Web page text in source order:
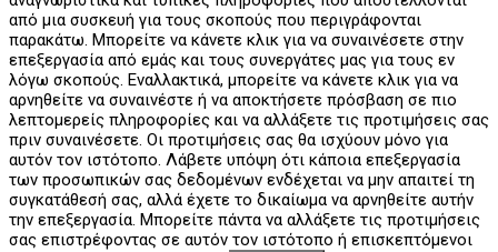
από μια συσκευή για τους σκοπούς που περιγράφονται
παρακάτω. Μπορείτε να κάνετε κλικ για να συναινέσετε στην
επεξεργασία από εμάς και τους συνεργάτες μας για τους εν
λόγω σκοπούς. Εναλλακτικά, μπορείτε να κάνετε κλικ για να
αρνηθείτε να συναινέστε ή να αποκτήσετε πρόσβαση σε πιο
λεπτομερείς πληροφορίες και να αλλάξετε τις προτιμήσεις σας
πριν συναινέσετε. Οι προτιμήσεις σας θα ισχύουν μόνο για
αυτόν τον ιστότοπο. Λάβετε υπόψη ότι κάποια επεξεργασία
των προσωπικών σας δεδομένων ενδέχεται να μην απαιτεί τη
συγκατάθεσή σας, αλλά έχετε το δικαίωμα να αρνηθείτε αυτήν
την επεξεργασία. Μπορείτε πάντα να αλλάξετε τις προτιμήσεις
σας επιστρέφοντας σε αυτόν τον ιστότοπο ή επισκεπτόμενοι